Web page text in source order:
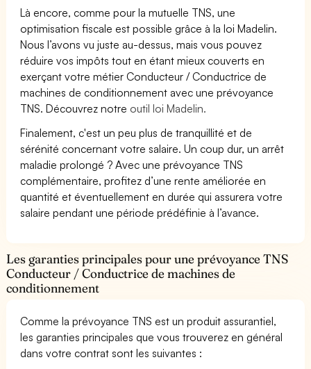
Là encore, comme pour la mutuelle TNS, une
optimisation fiscale est possible grâce à la loi Madelin.
Nous l’avons vu juste au-dessus, mais vous pouvez
réduire vos impôts tout en étant mieux couverts en
exerçant votre métier Conducteur / Conductrice de
machines de conditionnement avec une prévoyance
TNS. Découvrez notre outil loi Madelin.
Finalement, c'est un peu plus de tranquillité et de
sérénité concernant votre salaire. Un coup dur, un arrêt
maladie prolongé ? Avec une prévoyance TNS
complémentaire, profitez d’une rente améliorée en
quantité et éventuellement en durée qui assurera votre
salaire pendant une période prédéfinie à l’avance.
Les garanties principales pour une prévoyance TNS
Conducteur / Conductrice de machines de
conditionnement
Comme la prévoyance TNS est un produit assurantiel,
les garanties principales que vous trouverez en général
dans votre contrat sont les suivantes :